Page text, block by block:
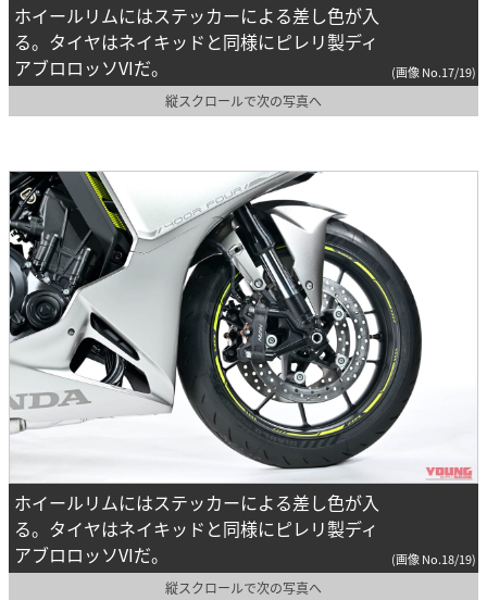
ホイールリムにはステッカーによる差し色が入
る。タイヤはネイキッドと同様にピレリ製ディ
アブロロッソVIだ。
(画像 No.17/19)
縦スクロールで次の写真へ
ホイールリムにはステッカーによる差し色が入
る。タイヤはネイキッドと同様にピレリ製ディ
アブロロッソVIだ。
(画像 No.18/19)
縦スクロールで次の写真へ